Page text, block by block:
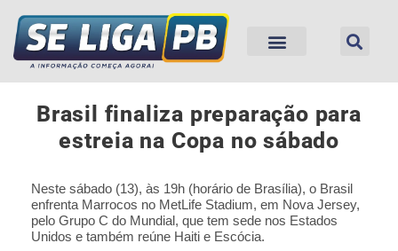
Brasil finaliza preparação para
estreia na Copa no sábado
Neste sábado (13), às 19h (horário de Brasília), o Brasil
enfrenta Marrocos no MetLife Stadium, em Nova Jersey,
pelo Grupo C do Mundial, que tem sede nos Estados
Unidos e também reúne Haiti e Escócia.